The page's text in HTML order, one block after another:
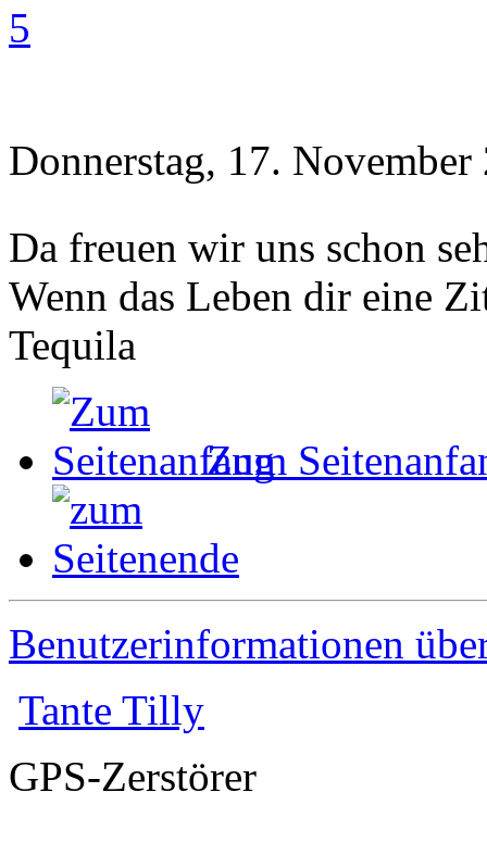
5
Donnerstag, 17.
Da freuen wir uns schon
Wenn das Leben dir eine
Tequila
Zum
Benutzerinformationen
Tante Tilly
GPS-Zerstörer